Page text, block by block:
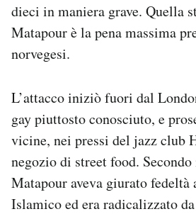
Newsletter
Notifiche mobile
Regala il Post
Hai bisogno di aiuto?
dieci in maniera grave. Quella
Matapour è la pena massima
norvegesi.
L’attacco iniziò fuori dal
gay piuttosto conosciuto, e
vicine, nei pressi del jazz club
negozio di street food.
Matapour aveva giurato fedeltà
Islamico ed era radicalizzato